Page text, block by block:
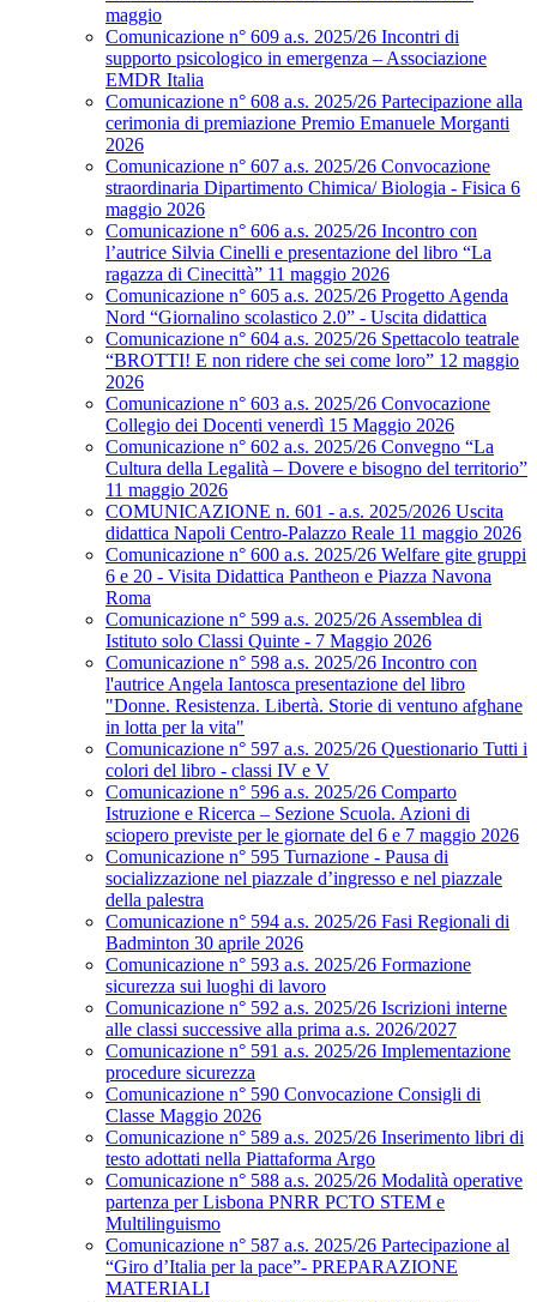
maggio
Comunicazione n° 609 a.s. 2025/26 Incontri di
supporto psicologico in emergenza – Associazione
EMDR Italia
Comunicazione n° 608 a.s. 2025/26 Partecipazione alla
cerimonia di premiazione Premio Emanuele Morganti
2026
Comunicazione n° 607 a.s. 2025/26 Convocazione
straordinaria Dipartimento Chimica/ Biologia - Fisica 6
maggio 2026
Comunicazione n° 606 a.s. 2025/26 Incontro con
l’autrice Silvia Cinelli e presentazione del libro “La
ragazza di Cinecittà” 11 maggio 2026
Comunicazione n° 605 a.s. 2025/26 Progetto Agenda
Nord “Giornalino scolastico 2.0” - Uscita didattica
Comunicazione n° 604 a.s. 2025/26 Spettacolo teatrale
“BROTTI! E non ridere che sei come loro” 12 maggio
2026
Comunicazione n° 603 a.s. 2025/26 Convocazione
Collegio dei Docenti venerdì 15 Maggio 2026
Comunicazione n° 602 a.s. 2025/26 Convegno “La
Cultura della Legalità – Dovere e bisogno del territorio”
11 maggio 2026
COMUNICAZIONE n. 601 - a.s. 2025/2026 Uscita
didattica Napoli Centro-Palazzo Reale 11 maggio 2026
Comunicazione n° 600 a.s. 2025/26 Welfare gite gruppi
6 e 20 - Visita Didattica Pantheon e Piazza Navona
Roma
Comunicazione n° 599 a.s. 2025/26 Assemblea di
Istituto solo Classi Quinte - 7 Maggio 2026
Comunicazione n° 598 a.s. 2025/26 Incontro con
l'autrice Angela Iantosca presentazione del libro
"Donne. Resistenza. Libertà. Storie di ventuno afghane
in lotta per la vita"
Comunicazione n° 597 a.s. 2025/26 Questionario Tutti i
colori del libro - classi IV e V
Comunicazione n° 596 a.s. 2025/26 Comparto
Istruzione e Ricerca – Sezione Scuola. Azioni di
sciopero previste per le giornate del 6 e 7 maggio 2026
Comunicazione n° 595 Turnazione - Pausa di
socializzazione nel piazzale d’ingresso e nel piazzale
della palestra
Comunicazione n° 594 a.s. 2025/26 Fasi Regionali di
Badminton 30 aprile 2026
Comunicazione n° 593 a.s. 2025/26 Formazione
sicurezza sui luoghi di lavoro
Comunicazione n° 592 a.s. 2025/26 Iscrizioni interne
alle classi successive alla prima a.s. 2026/2027
Comunicazione n° 591 a.s. 2025/26 Implementazione
procedure sicurezza
Comunicazione n° 590 Convocazione Consigli di
Classe Maggio 2026
Comunicazione n° 589 a.s. 2025/26 Inserimento libri di
testo adottati nella Piattaforma Argo
Comunicazione n° 588 a.s. 2025/26 Modalità operative
partenza per Lisbona PNRR PCTO STEM e
Multilinguismo
Comunicazione n° 587 a.s. 2025/26 Partecipazione al
“Giro d’Italia per la pace”- PREPARAZIONE
MATERIALI